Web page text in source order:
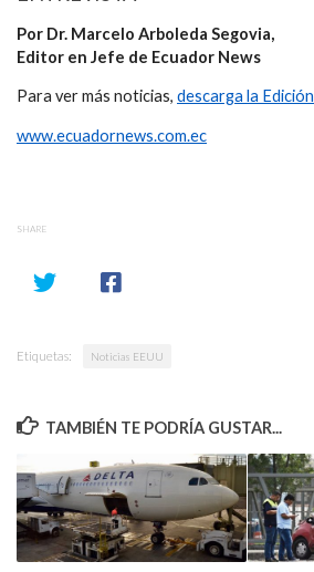
Por Dr. Marcelo Arboleda Segovia,
Editor en Jefe de Ecuador News
Para ver más noticias, descarga la Edición
www.ecuadornews.com.ec
SHARE
Etiquetas: Noticias EEUU
TAMBIÉN TE PODRÍA GUSTAR...